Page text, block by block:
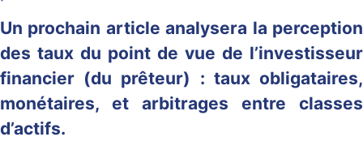
Un prochain article analysera la perception
des taux du point de vue de l’investisseur
financier (du prêteur) : taux obligataires,
monétaires, et arbitrages entre classes
d’actifs.